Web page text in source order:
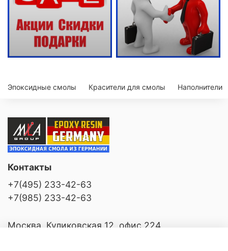
Эпоксидные смолы Красители для смолы Наполнители
Контакты
+7(495) 233-42-63
+7(985) 233-42-63
Москва, Куликовская 12, офис 224